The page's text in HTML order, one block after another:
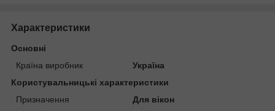
Характеристики
Основні
Країна виробник
Україна
Користувальницькі характеристики
Призначення
Для вікон